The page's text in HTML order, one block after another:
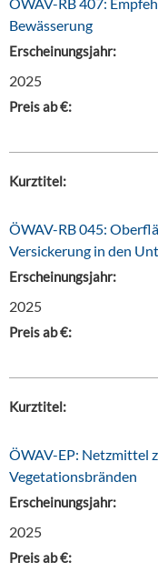
Bewässerung
Erscheinungsjahr:
2025
Preis ab €:
Kurztitel:
ÖWAV-RB 045:
Versickerung in den
Erscheinungsjahr:
2025
Preis ab €:
Kurztitel:
ÖWAV-EP: Netzmittel
Vegetationsbränden
Erscheinungsjahr:
2025
Preis ab €: